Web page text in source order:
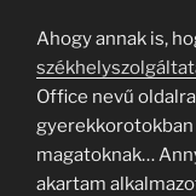
Ahogy annak is,
Office nevű
magatoknak…
akartam